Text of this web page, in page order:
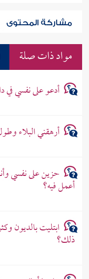
مشاركة المحتوى
مواد ذات صلة
أدعو على نفسي
أرهقني البلاء
حزين على نفسي
أعمل فيه؟
ابتليت بالديون
ذلك؟